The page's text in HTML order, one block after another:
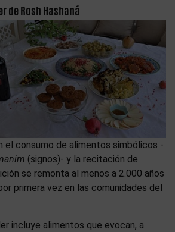
de Rosh Hashaná
el consumo de alimentos simbólicos -
(signos)- y la recitación de
se remonta al menos a 2.000 años
primera vez en las comunidades del
incluye alimentos que evocan, a